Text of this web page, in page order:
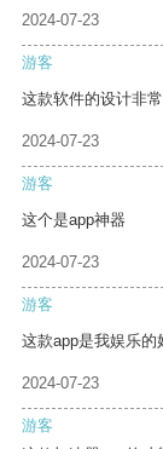
2024-07-23
游客
这款软件的设计非
2024-07-23
游客
这个是app神器
2024-07-23
游客
这款app是我娱乐的
2024-07-23
游客